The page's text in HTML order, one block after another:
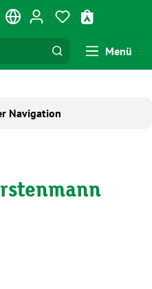
Du hast 0
Menü
Navigation